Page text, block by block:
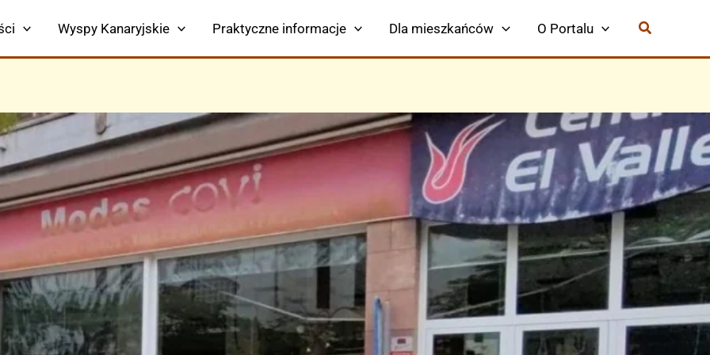
Wyspy Kanaryjskie Praktyczne informacje Dla mieszkańców O Portalu